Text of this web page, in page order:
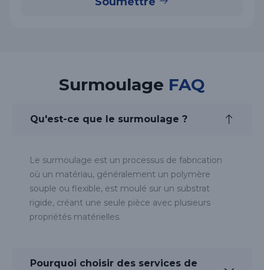
Surmoulage FAQ
Qu'est-ce que le surmoulage ?
Le surmoulage est un processus de fabrication
où un matériau, généralement un polymère
souple ou flexible, est moulé sur un substrat
rigide, créant une seule pièce avec plusieurs
propriétés matérielles.
Pourquoi choisir des services de